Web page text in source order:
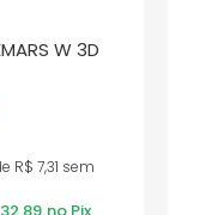
W 3D
R$ 7,31 sem
32,89 no Pix